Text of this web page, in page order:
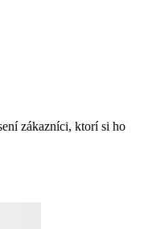
zákazníci, ktorí si ho